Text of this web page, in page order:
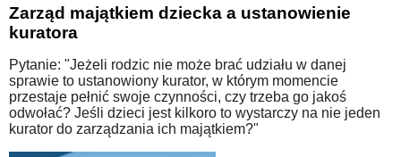
Zarząd majątkiem dziecka a ustanowienie
kuratora
Pytanie: "Jeżeli rodzic nie może brać udziału w danej
sprawie to ustanowiony kurator, w którym momencie
przestaje pełnić swoje czynności, czy trzeba go jakoś
odwołać? Jeśli dzieci jest kilkoro to wystarczy na nie jeden
kurator do zarządzania ich majątkiem?"